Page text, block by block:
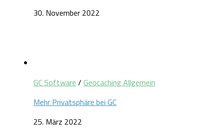
30. November 2022
GC Software / Geocaching Allgemein
Mehr Privatsphäre bei GC
25. März 2022